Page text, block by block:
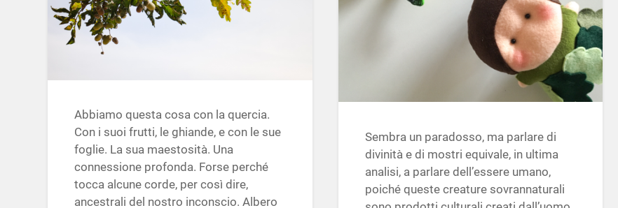
Sembra un paradosso, ma parlare di
divinità e di mostri equivale, in ultima
analisi, a parlare dell’essere umano,
poiché queste creature sovrannaturali
Abbiamo questa cosa con la quercia.
Con i suoi frutti, le ghiande, e con le sue
foglie. La sua maestosità. Una
connessione profonda. Forse perché
tocca alcune corde, per così dire,
ancestrali del nostro inconscio. Albero